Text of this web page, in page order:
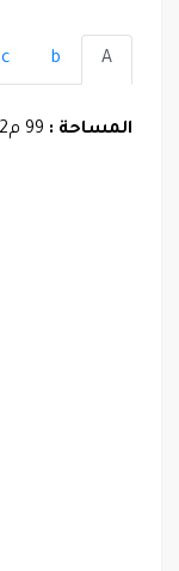
A
b
c
المساحة : 99 م2